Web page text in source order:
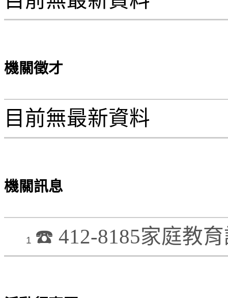
機關徵才
目前無最新資料
機關訊息
1 ☎️ 412-8185家庭教